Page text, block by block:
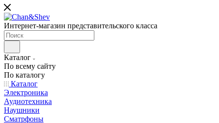
Интернет-магазин представительского класса
Каталог
По всему сайту
По каталогу
Каталог
Электроника
Аудиотехника
Наушники
Сматрфоны